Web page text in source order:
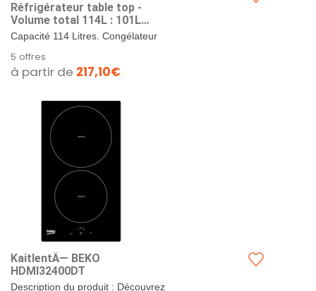
Réfrigérateur table top -
Volume total 114L : 101L
(Réfrigération) + 13L
(Congélation), Compartiment
congélation 4 étoiles,
MinFrost, Charnière de porte
réversible, blanc
Capacité 114 Litres. Congélateur
réversible.
5 offres
à partir de 217,10€
KaitlentÄ— BEKO
HDMI32400DT
Description du produit : Découvrez